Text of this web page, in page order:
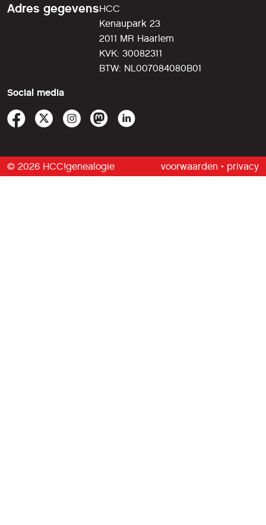
Adres gegevensHCC
Kenaupark 23
2011 MR Haarlem
KVK: 30082311
BTW: NL007084080B01
Social media
© 2026 HCC!genealogie voorwaarden • privacy